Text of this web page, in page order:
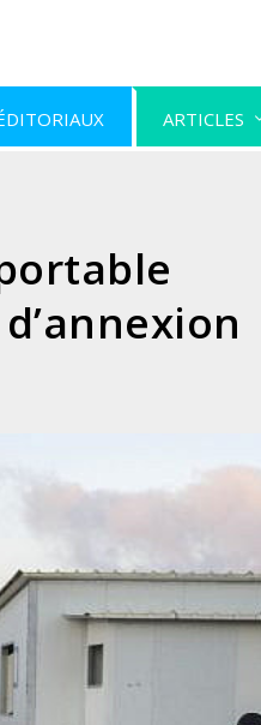
ARTICLES